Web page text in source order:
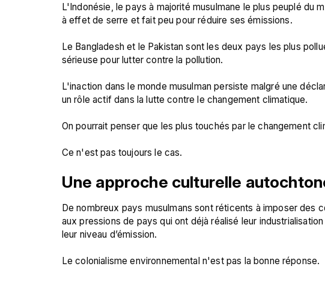
L'Indonésie, le pays à majorité musulmane le plus peuplé du
à effet de serre et fait peu pour réduire ses émissions.
Le Bangladesh et le Pakistan sont les deux pays les plus
sérieuse pour lutter contre la pollution.
L'inaction dans le monde musulman persiste malgré une
un rôle actif dans la lutte contre le changement climatique.
On pourrait penser que les plus touchés par le changement
Une approche culturelle
De nombreux pays musulmans sont réticents à imposer
aux pressions de pays qui ont déjà réalisé leur
leur niveau d’émission.
Le colonialisme environnemental n'est pas la bonne réponse.